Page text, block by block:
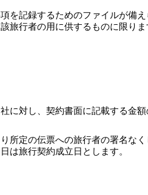
を記録するためのファイルが備
旅行者の用に供するものに限り
に対し、契約書面に記載する金
所定の伝票への旅行者の署名な
は旅行契約成立日とします。